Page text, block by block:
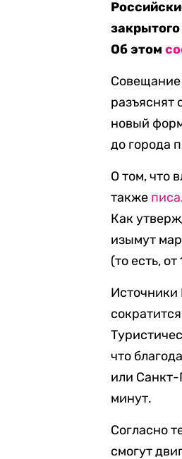
Об этом
Совещание
разъяснят
новый
до города
О том, что
также
Как
изымут
(то есть,
Источники
что
или Санкт-
минут.
Согласно
смогут